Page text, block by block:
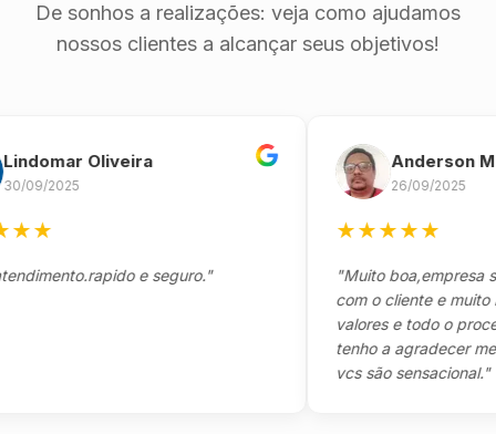
De sonhos a realizações: veja como ajudamos
nossos clientes a alcançar seus objetivos!
Oliveira
2025
e seguro."
Anderson
26/09/2025
★★★
"Muito boa,empresa séria
com o cliente e muito
valores e todo o processo
tenho a agradecer
vcs são sensacional."